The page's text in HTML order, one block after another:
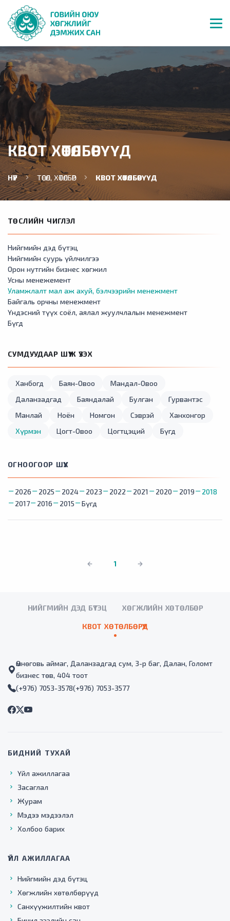
КВОТ ХӨТӨЛБӨРҮҮД
НҮҮР ТӨСӨЛ, ХӨТӨЛБӨР КВОТ ХӨТӨЛБӨРҮҮД
ТӨСЛИЙН ЧИГЛЭЛ
Нийгмийн дэд бүтэц
Нийгмийн суурь үйлчилгээ
Орон нутгийн бизнес хөгжил
Усны менежемент
Уламжлалт мал аж ахуй, бэлчээрийн менежмент
Байгаль орчны менежмент
Үндэсний түүх соёл, аялал жуулчлалын менежмент
Бүгд
СУМДУУДААР ШҮҮЖ ҮЗЭХ
Ханбогд Баян-Овоо
Мандал-Овоо
Даланзадгад
Баяндалай Булган
Гурвантэс
Манлай
Ноён Номгон Сэврэй
Ханхонгор
Хүрмэн
Цогт-Овоо Цогтцэций Бүгд
ОГНООГООР ШҮҮХ
2026 2025 2024 2023 2022 2021 2020 2019
2018
2017
2016 2015 Бүгд
1
НИЙГМИЙН ДЭД БҮТЭЦ ХӨГЖЛИЙН ХӨТӨЛБӨР
КВОТ ХӨТӨЛБӨРҮҮД
Өмнөговь аймаг, Даланзадгад сум, 3-р баг, Далан, Голомт
бизнес төв, 404 тоот
(+976) 7053-3578(+976) 7053-3577
БИДНИЙ ТУХАЙ
Үйл ажиллагаа
Засаглал
Журам
Мэдээ мэдээлэл
Холбоо барих
ҮЙЛ АЖИЛЛАГАА
Нийгмийн дэд бүтэц
Хөгжлийн хөтөлбөрүүд
Санхүүжилтийн квот